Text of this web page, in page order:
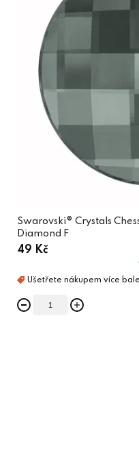
Swarovski® Crystals
Diamond F
49 Kč